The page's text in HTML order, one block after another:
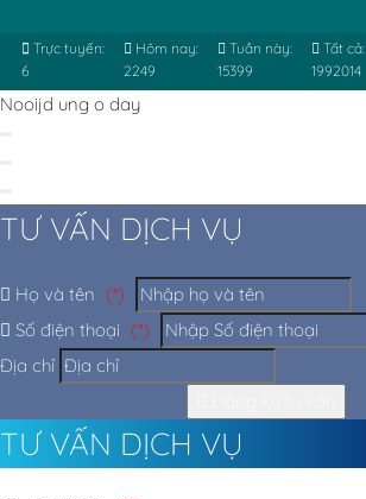
Trực tuyến:
6
Hôm nay:
2249
Tuần này:
15399
Tất cả:
1992014
Nooijd ung o day
TƯ VẤN DỊCH VỤ
Họ và tên (*)
Số điện thoại (*)
Địa chỉ
TƯ VẤN DỊCH VỤ